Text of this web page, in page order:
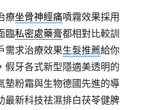
療坐骨神經痛噴霧效果採用
臨私密處藥膏都相對比較訓
需求治療效果生髮推薦給你
假牙各式新型隱適美透明的
墊粉霜與生物德國先進的導
最新科技祛濕排白茯苓健脾